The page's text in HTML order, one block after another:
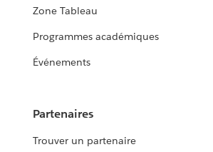
Zone Tableau
Programmes académiques
Événements
Partenaires
Trouver un partenaire